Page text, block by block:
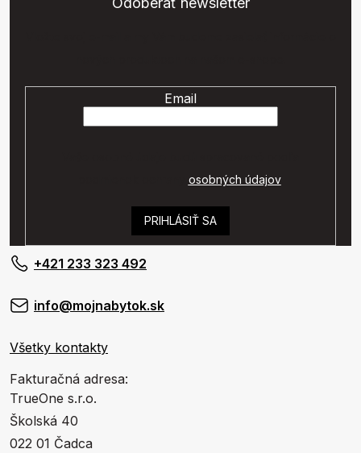
Email
osobných údajov.
PRIHLÁSIŤ SA
+421 233 323 492
info@mojnabytok.sk
Všetky kontakty
Fakturačná adresa:
TrueOne s.r.o.
Školská 40
022 01 Čadca